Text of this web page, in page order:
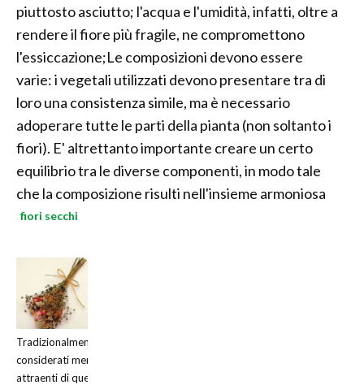
piuttosto asciutto; l'acqua e l'umidità, infatti, oltre a
rendere il fiore più fragile, ne compromettono
l'essiccazione;Le composizioni devono essere
varie: i vegetali utilizzati devono presentare tra di
loro una consistenza simile, ma è necessario
adoperare tutte le parti della pianta (non soltanto i
fiori). E' altrettanto importante creare un certo
equilibrio tra le diverse componenti, in modo tale
che la composizione risulti nell'insieme armoniosa
fiori secchi
Tradizionalmente
considerati meno
attraenti di quelli